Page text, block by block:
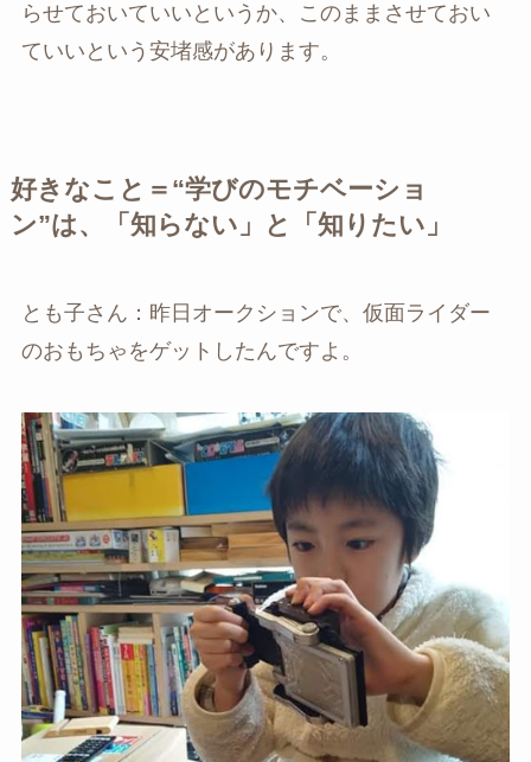
らせておいていいというか、このままさせておい
ていいという安堵感があります。
好きなこと＝“学びのモチベーショ
ン”は、「知らない」と「知りたい」
とも子さん：昨日オークションで、仮面ライダー
のおもちゃをゲットしたんですよ。